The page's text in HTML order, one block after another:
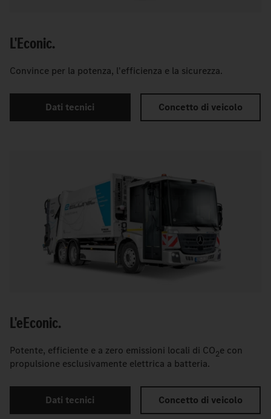
L'Econic.
Convince per la potenza, l'efficienza e la sicurezza.
Dati tecnici Concetto di veicolo
L'eEconic.
Potente, efficiente e a zero emissioni locali di CO2e con
propulsione esclusivamente elettrica a batteria.
Dati tecnici Concetto di veicolo